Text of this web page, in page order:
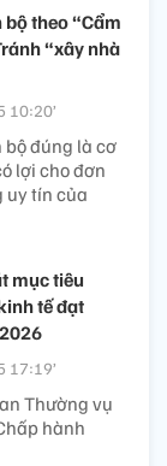
theo “Cẩm
“xây nhà
10:20’
đúng là cơ
lợi cho đơn
uy tín của
mục tiêu
tế đạt
17:19’
Thường vụ
hành